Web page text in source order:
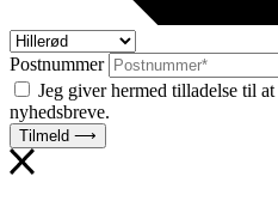
Postnummer
Jeg giver hermed tilladelse til
nyhedsbreve.
Tilmeld ⟶